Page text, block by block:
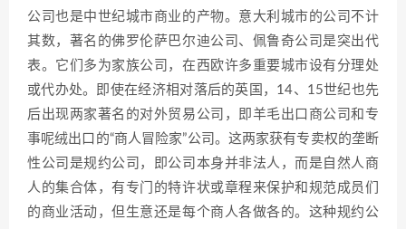
公司也是中世纪城市商业的产物。意大利城市的公司不计
其数，著名的佛罗伦萨巴尔迪公司、佩鲁奇公司是突出代
表。它们多为家族公司，在西欧许多重要城市设有分理处
或代办处。即使在经济相对落后的英国，14、15世纪也先
后出现两家著名的对外贸易公司，即羊毛出口商公司和专
事呢绒出口的“商人冒险家”公司。这两家获有专卖权的垄断
性公司是规约公司，即公司本身并非法人，而是自然人商
人的集合体，有专门的特许状或章程来保护和规范成员们
的商业活动，但生意还是每个商人各做各的。这种规约公